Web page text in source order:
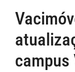
campus